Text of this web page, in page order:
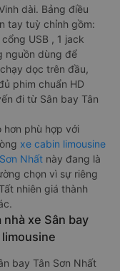
dài. Bảng điều
tay tuỳ chỉnh gồm:
USB , 1 jack
nguồn dùng để
dọc trên đầu,
phim chuẩn HD
đi từ Sân bay Tân
hơn phù hợp với
xe cabin limousine
Nhất này đang là
chọn vì sự riêng
nhiên giá thành
xe Sân bay
bay Tân Sơn Nhất